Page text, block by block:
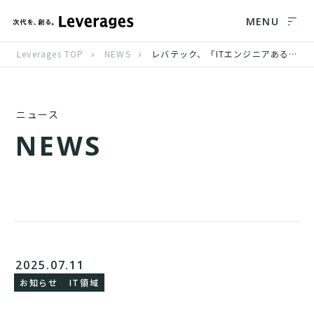
MENU
Leverages TOP NEWS レバテック、「ITエンジニアあるある」を題材としたショートアニメ『ひよっこITエンジニア ピヨ沢』を公開
ニュース
NEWS
2025.07.11
お知らせ IT領域